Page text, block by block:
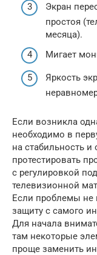
Экран
простоя
месяца).
Мигает
Яркость
Если возникла
необходимо в
на стабильность и
протестировать
с регулировкой
телевизионной
Если проблемы не
защиту с самого
Для начала
там некоторые
проще заменить